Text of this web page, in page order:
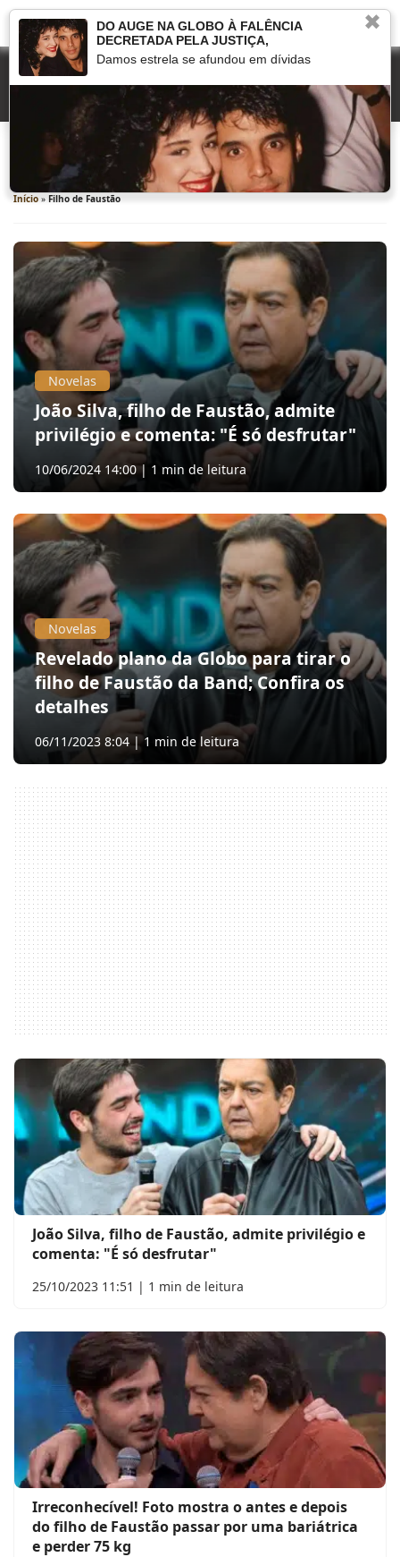
Filho de Faustão
Início » Filho de Faustão
Novelas
João Silva, filho de Faustão, admite
privilégio e comenta: "É só desfrutar"
10/06/2024 14:00 | 1 min de leitura
Novelas
Revelado plano da Globo para tirar o
filho de Faustão da Band; Confira os
detalhes
06/11/2023 8:04 | 1 min de leitura
João Silva, filho de Faustão, admite privilégio e
comenta: "É só desfrutar"
25/10/2023 11:51 | 1 min de leitura
Irreconhecível! Foto mostra o antes e depois
do filho de Faustão passar por uma bariátrica
e perder 75 kg
✖
DO AUGE NA GLOBO À FALÊNCIA
DECRETADA PELA JUSTIÇA,
Damos estrela se afundou em dívidas